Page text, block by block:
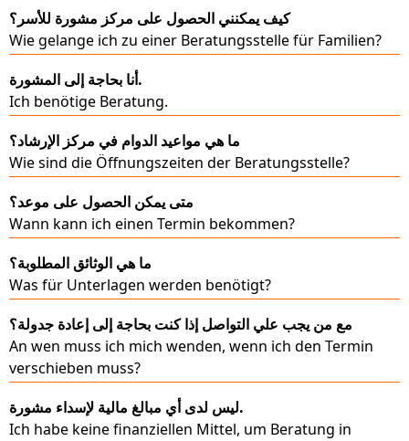
كيف يمكنني الحصول على مركز مشورة للأسر؟
Wie gelange ich zu einer Beratungsstelle für Familien?
أنا بحاجة إلى المشورة.
Ich benötige Beratung.
ما هي مواعيد الدوام في مركز الإرشاد؟
Wie sind die Öffnungszeiten der Beratungsstelle?
متى يمكن الحصول على موعد؟
Wann kann ich einen Termin bekommen?
ما هي الوثائق المطلوبة؟
Was für Unterlagen werden benötigt?
مع من يجب علي التواصل إذا كنت بحاجة إلى إعادة جدولة؟
An wen muss ich mich wenden, wenn ich den Termin
verschieben muss?
ليس لدى أي مبالغ مالية لإسداء مشورة.
Ich habe keine finanziellen Mittel, um Beratung in